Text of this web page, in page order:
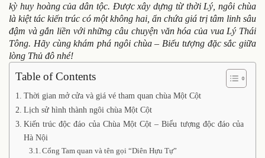
kỳ huy hoàng của dân tộc. Được xây dựng từ thời Lý, ngôi chùa
là kiệt tác kiến trúc có một không hai, ẩn chứa giá trị tâm linh sâu
đậm và gắn liền với những câu chuyện văn hóa của vua Lý Thái
Tông. Hãy cùng khám phá ngôi chùa – Biểu tượng đặc sắc giữa
lòng Thủ đô nhé!
Table of Contents
Thời gian mở cửa và giá vé tham quan chùa Một Cột
Lịch sử hình thành ngôi chùa Một Cột
Kiến trúc độc đáo của Chùa Một Cột – Biểu tượng độc đáo của
Hà Nội
Cổng Tam quan và tên gọi “Diên Hựu Tự”